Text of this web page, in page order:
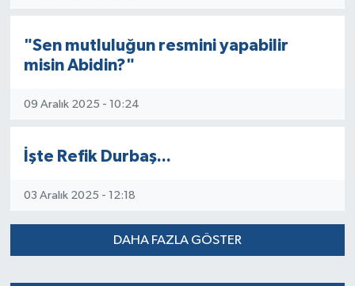
"Sen mutluluğun resmini yapabilir
misin Abidin?"
09 Aralık 2025 - 10:24
İşte Refik Durbaş...
03 Aralık 2025 - 12:18
DAHA FAZLA GÖSTER